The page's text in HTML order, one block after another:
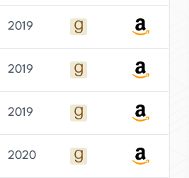
2019
2019
2019
2020